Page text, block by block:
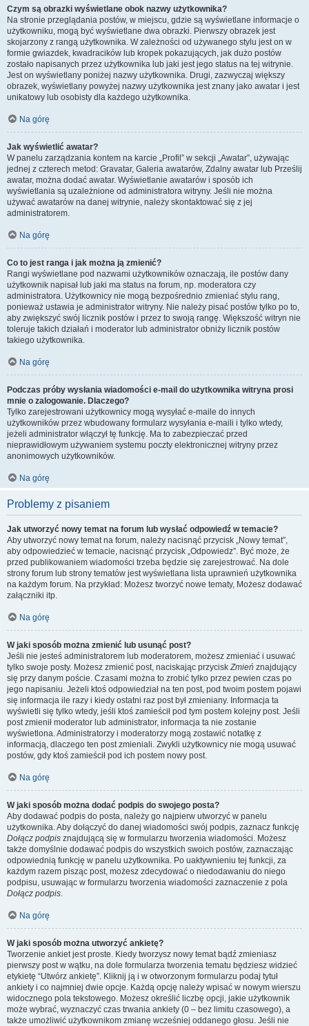
Czym są obrazki wyświetlane obok nazwy użytkownika?
Na stronie przeglądania postów, w miejscu, gdzie są wyświetlane informacje o
użytkowniku, mogą być wyświetlane dwa obrazki. Pierwszy obrazek jest
skojarzony z rangą użytkownika. W zależności od używanego stylu jest on w
formie gwiazdek, kwadracików lub kropek pokazujących, jak dużo postów
zostało napisanych przez użytkownika lub jaki jest jego status na tej witrynie.
Jest on wyświetlany poniżej nazwy użytkownika. Drugi, zazwyczaj większy
obrazek, wyświetlany powyżej nazwy użytkownika jest znany jako awatar i jest
unikatowy lub osobisty dla każdego użytkownika.
Na górę
Jak wyświetlić awatar?
W panelu zarządzania kontem na karcie „Profil” w sekcji „Awatar”, używając
jednej z czterech metod: Gravatar, Galeria awatarów, Zdalny awatar lub Prześlij
awatar, można dodać awatar. Wyświetlanie awatarów i sposób ich
wyświetlania są uzależnione od administratora witryny. Jeśli nie można
używać awatarów na danej witrynie, należy skontaktować się z jej
administratorem.
Na górę
Co to jest ranga i jak można ją zmienić?
Rangi wyświetlane pod nazwami użytkowników oznaczają, ile postów dany
użytkownik napisał lub jaki ma status na forum, np. moderatora czy
administratora. Użytkownicy nie mogą bezpośrednio zmieniać stylu rang,
ponieważ ustawia je administrator witryny. Nie należy pisać postów tylko po to,
aby zwiększyć swój licznik postów i przez to swoją rangę. Większość witryn nie
toleruje takich działań i moderator lub administrator obniży licznik postów
takiego użytkownika.
Na górę
Podczas próby wysłania wiadomości e-mail do użytkownika witryna prosi
mnie o zalogowanie. Dlaczego?
Tylko zarejestrowani użytkownicy mogą wysyłać e-maile do innych
użytkowników przez wbudowany formularz wysyłania e-maili i tylko wtedy,
jeżeli administrator włączył tę funkcję. Ma to zabezpieczać przed
nieprawidłowym używaniem systemu poczty elektronicznej witryny przez
anonimowych użytkowników.
Na górę
Problemy z pisaniem
Jak utworzyć nowy temat na forum lub wysłać odpowiedź w temacie?
Aby utworzyć nowy temat na forum, należy nacisnąć przycisk „Nowy temat”,
aby odpowiedzieć w temacie, nacisnąć przycisk „Odpowiedz”. Być może, że
przed publikowaniem wiadomości trzeba będzie się zarejestrować. Na dole
strony forum lub strony tematów jest wyświetlana lista uprawnień użytkownika
na każdym forum. Na przykład: Możesz tworzyć nowe tematy, Możesz dodawać
załączniki itp.
Na górę
W jaki sposób można zmienić lub usunąć post?
Jeśli nie jesteś administratorem lub moderatorem, możesz zmieniać i usuwać
tylko swoje posty. Możesz zmienić post, naciskając przyciskZmień znajdujący
się przy danym poście. Czasami można to zrobić tylko przez pewien czas po
jego napisaniu. Jeżeli ktoś odpowiedział na ten post, pod twoim postem pojawi
się informacja ile razy i kiedy ostatni raz post był zmieniany. Informacja ta
wyświetli się tylko wtedy, jeśli ktoś zamieścił pod tym postem kolejny post. Jeśli
post zmienił moderator lub administrator, informacja ta nie zostanie
wyświetlona. Administratorzy i moderatorzy mogą zostawić notatkę z
informacją, dlaczego ten post zmieniali. Zwykli użytkownicy nie mogą usuwać
postów, gdy ktoś zamieścił pod ich postem nowy post.
Na górę
W jaki sposób można dodać podpis do swojego posta?
Aby dodawać podpis do posta, należy go najpierw utworzyć w panelu
użytkownika. Aby dołączyć do danej wiadomości swój podpis, zaznacz funkcję
Dołącz podpis znajdującą się w formularzu tworzenia wiadomości. Możesz
także domyślnie dodawać podpis do wszystkich swoich postów, zaznaczając
odpowiednią funkcję w panelu użytkownika. Po uaktywnieniu tej funkcji, za
każdym razem pisząc post, możesz zdecydować o niedodawaniu do niego
podpisu, usuwając w formularzu tworzenia wiadomości zaznaczenie z pola
Dołącz podpis.
Na górę
W jaki sposób można utworzyć ankietę?
Tworzenie ankiet jest proste. Kiedy tworzysz nowy temat bądź zmieniasz
pierwszy post w wątku, na dole formularza tworzenia tematu będziesz widzieć
etykietę “Utwórz ankietę”. Kliknij ją i w otworzonym formularzu podaj tytuł
ankiety i co najmniej dwie opcje. Każdą opcję należy wpisać w nowym wierszu
widocznego pola tekstowego. Możesz określić liczbę opcji, jakie użytkownik
może wybrać, wyznaczyć czas trwania ankiety (0 – bez limitu czasowego), a
także umożliwić użytkownikom zmianę wcześniej oddanego głosu. Jeśli nie